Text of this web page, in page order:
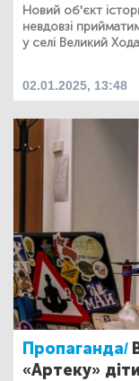
Новий об'єкт
невдовзі
у селі Великий
02.01.2025, 13:48
Пропаганда/
«Артеку»